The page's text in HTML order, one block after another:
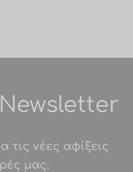
τις νέες αφίξεις
μας.